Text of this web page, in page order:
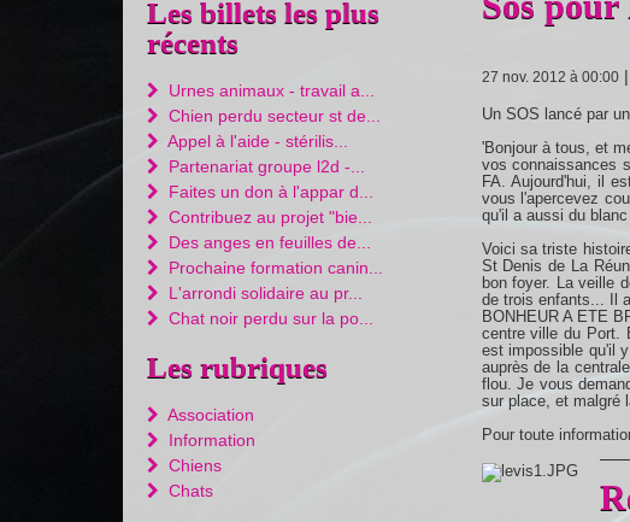
Les billets les plus
récents
Urnes animaux - travail a...
Chien perdu secteur st de...
Appel à l'aide - stérilis...
Partenariat groupe l2d -...
Faites un don à l'appar d...
Contribuez au projet "bie...
Des anges en feuilles de...
Prochaine formation canin...
L'arrondi solidaire au pr...
Chat noir perdu sur la po...
Les rubriques
Association
Information
Chiens
Chats
27 nov. 2012 à 00:00|
Un SOS lancé par
'Bonjour à tous, et
vos connaissances
FA. Aujourd'hui, il
vous l'apercevez
qu'il a aussi du blanc
Voici sa triste
St Denis de La
bon foyer. La veille
de trois enfants... Il
BONHEUR A ETE
centre ville du Port.
est impossible qu'il
auprès de la
flou. Je vous
sur place, et malgré
Pour toute